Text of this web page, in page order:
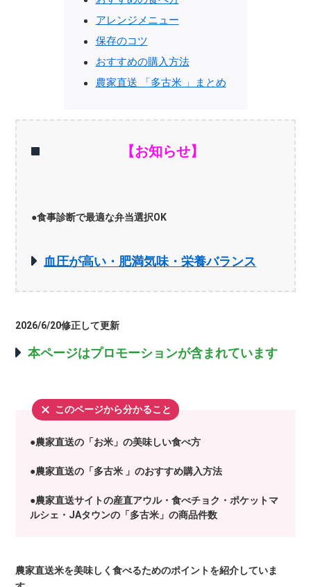
アレンジメニュー
保存のコツ
おすすめの購入方法
農家直送 「多古米 」まとめ
【お知らせ】
●食事診断で最適な弁当選択OK
血圧が高い・肥満気味・栄養バランス
2026/6/20修正して更新
本ページはプロモーションが含まれています
このページから分かること
●農家直送の「お米」の美味しい食べ方
●農家直送の「多古米 」のおすすめ購入方法
●農家直送サイトの産直アウル・食べチョク・ポケットマ
ルシェ・JAタウンの「多古米」の商品件数
農家直送米を美味しく食べるためのポイントを紹介していま